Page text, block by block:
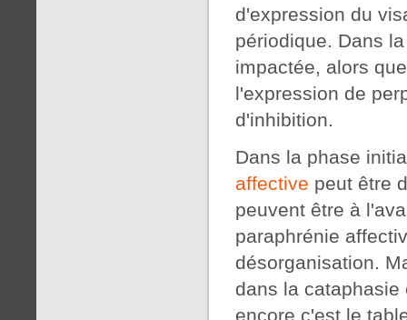
d'expression du
périodique. Dans
impactée, alors
l'expression de
d'inhibition.
Dans la phase
affective peut être
peuvent être à
paraphrénie
désorganisation.
dans la
encore c'est le